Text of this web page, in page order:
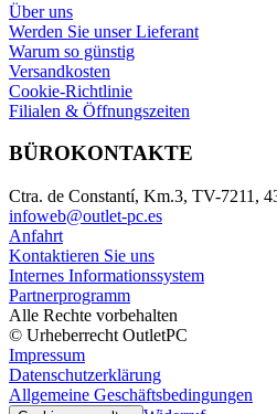
Über uns
Werden Sie unser Lieferant
Warum so günstig
Versandkosten
Cookie-Richtlinie
Filialen & Öffnungszeiten
BÜROKONTAKTE
Ctra. de Constantí, Km.3, TV-7211,
infoweb@outlet-pc.es
Anfahrt
Kontaktieren Sie uns
Internes Informationssystem
Partnerprogramm
Alle Rechte vorbehalten
© Urheberrecht OutletPC
Impressum
Datenschutzerklärung
Allgemeine Geschäftsbedingungen